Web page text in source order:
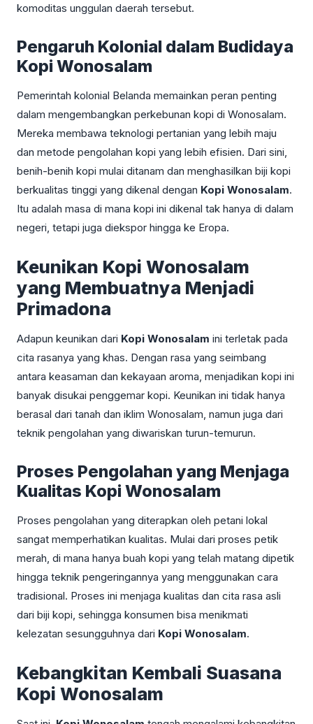
komoditas unggulan daerah tersebut.
Pengaruh Kolonial dalam Budidaya
Kopi Wonosalam
Pemerintah kolonial Belanda memainkan peran penting
dalam mengembangkan perkebunan kopi di Wonosalam.
Mereka membawa teknologi pertanian yang lebih maju
dan metode pengolahan kopi yang lebih efisien. Dari sini,
benih-benih kopi mulai ditanam dan menghasilkan biji kopi
berkualitas tinggi yang dikenal dengan Kopi Wonosalam.
Itu adalah masa di mana kopi ini dikenal tak hanya di dalam
negeri, tetapi juga diekspor hingga ke Eropa.
Keunikan Kopi Wonosalam
yang Membuatnya Menjadi
Primadona
Adapun keunikan dari Kopi Wonosalam ini terletak pada
cita rasanya yang khas. Dengan rasa yang seimbang
antara keasaman dan kekayaan aroma, menjadikan kopi ini
banyak disukai penggemar kopi. Keunikan ini tidak hanya
berasal dari tanah dan iklim Wonosalam, namun juga dari
teknik pengolahan yang diwariskan turun-temurun.
Proses Pengolahan yang Menjaga
Kualitas Kopi Wonosalam
Proses pengolahan yang diterapkan oleh petani lokal
sangat memperhatikan kualitas. Mulai dari proses petik
merah, di mana hanya buah kopi yang telah matang dipetik
hingga teknik pengeringannya yang menggunakan cara
tradisional. Proses ini menjaga kualitas dan cita rasa asli
dari biji kopi, sehingga konsumen bisa menikmati
kelezatan sesungguhnya dari Kopi Wonosalam.
Kebangkitan Kembali Suasana
Kopi Wonosalam